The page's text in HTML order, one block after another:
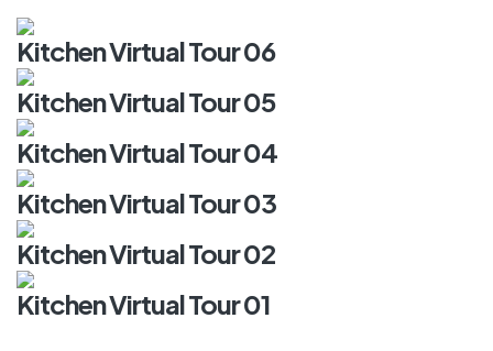
Kitchen Virtual Tour 06
Kitchen Virtual Tour 05
Kitchen Virtual Tour 04
Kitchen Virtual Tour 03
Kitchen Virtual Tour 02
Kitchen Virtual Tour 01